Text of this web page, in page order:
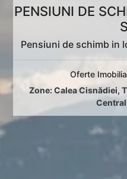
PENSIUNI DE
Pensiuni de schimb in
Oferte
Zone:Calea Cisnădiei,
Central